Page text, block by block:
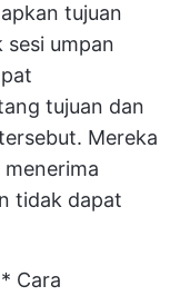
tujuan
sesi umpan
tujuan dan
Mereka
tidak dapat
* Cara